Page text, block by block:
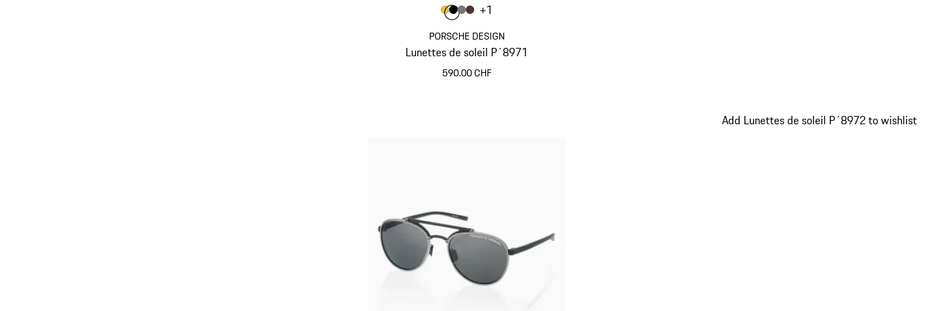
PORSCHE DESIGN
Lunettes de soleil P´8971
590.00 CHF
Couleur
Couleur
Couleur
Couleur
Couleur
+1
Add Lunettes de soleil P´8972 to wishlist